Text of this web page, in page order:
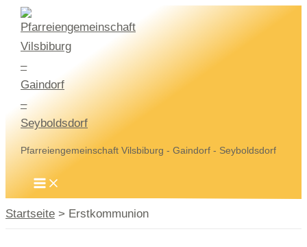
Zum
Inhalt
springen
Pfarreiengemeinschaft Vilsbiburg - Gaindorf - Seyboldsdorf
MAIN
MENU
Startseite Erstkommunion